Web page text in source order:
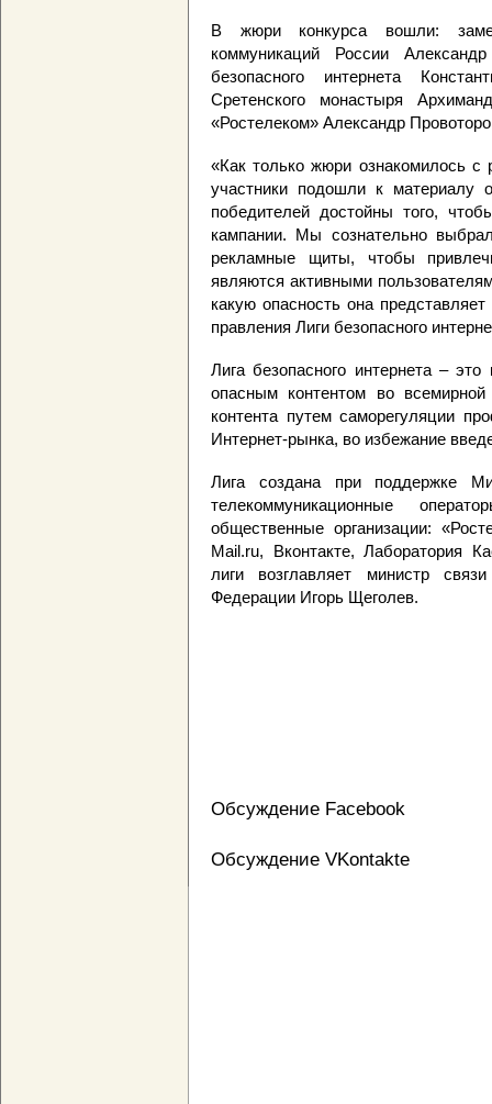
В жюри конкурса вошли:
коммуникаций России
безопасного интернета
Сретенского монастыря
«Ростелеком» Александр
«Как только жюри ознакомилось с
участники подошли к материалу
победителей достойны того,
кампании. Мы сознательно
рекламные щиты, чтобы
являются активными
какую опасность она
правления Лиги безопасного
Лига безопасного интернета –
опасным контентом во
контента путем саморегуляции
Интернет-рынка, во избежание
Лига создана при поддержке
телекоммуникационные
общественные организации:
Mail.ru, Вконтакте, Лаборатория
лиги возглавляет министр
Федерации Игорь Щеголев.
Обсуждение Facebook
Обсуждение VKontakte